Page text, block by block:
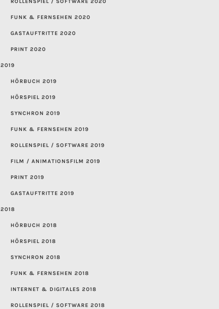
FUNK & FERNSEHEN 2020
GASTAUFTRITTE 2020
PRINT 2020
2019
HÖRBUCH 2019
HÖRSPIEL 2019
SYNCHRON 2019
FUNK & FERNSEHEN 2019
ROLLENSPIEL / SOFTWARE 2019
FILM / ANIMATIONSFILM 2019
PRINT 2019
GASTAUFTRITTE 2019
2018
HÖRBUCH 2018
HÖRSPIEL 2018
SYNCHRON 2018
FUNK & FERNSEHEN 2018
INTERNET & DIGITALES 2018
ROLLENSPIEL / SOFTWARE 2018